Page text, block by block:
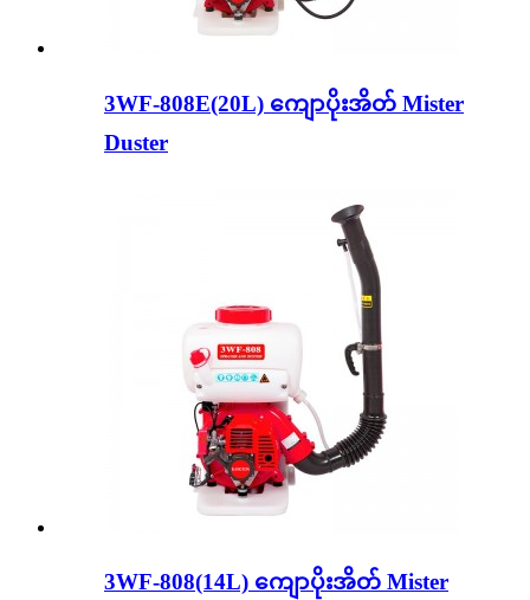
3WF-808E(20L) ကျောပိုးအိတ် Mister
Duster
3WF-808(14L) ကျောပိုးအိတ် Mister